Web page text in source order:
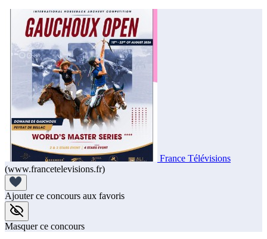
France Télévisions
(www.francetelevisions.fr)
Ajouter ce concours aux favoris
Masquer ce concours